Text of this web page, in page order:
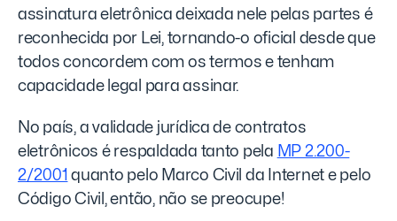
assinatura eletrônica deixada nele pelas partes é
reconhecida por Lei, tornando-o oficial desde que
todos concordem com os termos e tenham
capacidade legal para assinar.
No país, a validade jurídica de contratos
eletrônicos é respaldada tanto pela MP 2.200-
2/2001 quanto pelo Marco Civil da Internet e pelo
Código Civil, então, não se preocupe!